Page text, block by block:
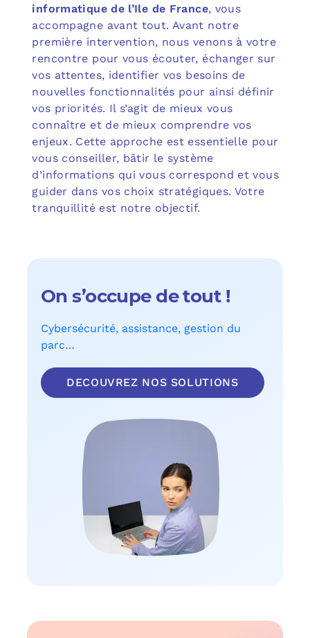
informatique de l’Ile de France, vous
accompagne avant tout. Avant notre
première intervention, nous venons à votre
rencontre pour vous écouter, échanger sur
vos attentes, identifier vos besoins de
nouvelles fonctionnalités pour ainsi définir
vos priorités. Il s’agit de mieux vous
connaître et de mieux comprendre vos
enjeux. Cette approche est essentielle pour
vous conseiller, bâtir le système
d’informations qui vous correspond et vous
guider dans vos choix stratégiques. Votre
tranquillité est notre objectif.
On s’occupe de tout !
Cybersécurité, assistance, gestion du
parc…
DECOUVREZ NOS SOLUTIONS